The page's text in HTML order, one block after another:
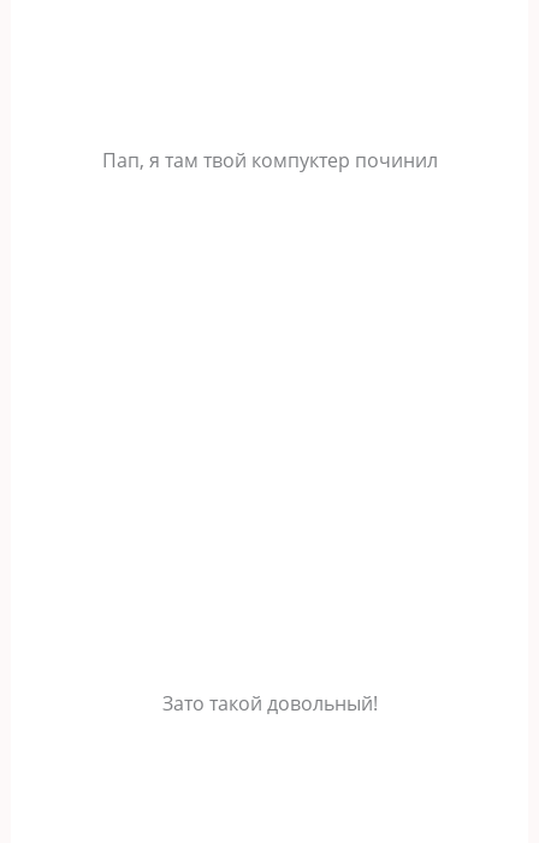
Пап, я там твой компуктер починил
Зато такой довольный!